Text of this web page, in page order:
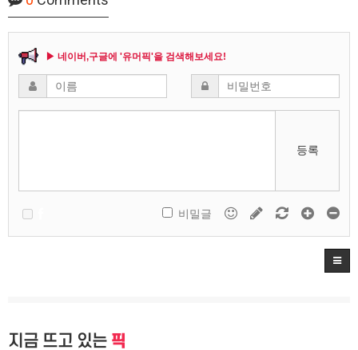
▶ 네이버,구글에 '유머픽'을 검색해보세요!
등록
비밀글
지금 뜨고 있는 픽